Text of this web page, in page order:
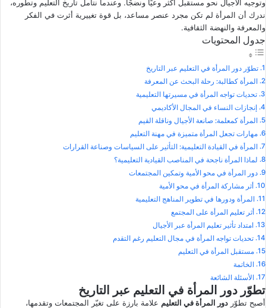
إ
ت
ر
و
ن
وتوجيه الأجيال نحو مستقبل أكثر وعيًا ونضجًا. وعندما نتأمل تاريخ التعليم وتطوره،
ندرك أن المرأة لم تكن مجرد عنصر مساعد، بل قوة تغييرية أثرت في الفكر
والمعرفة والنهضة الثقافية.
جدول المحتويات
تطوّر دور المرأة في التعليم عبر التاريخ
المرأة كطالبة: رحلة البحث عن المعرفة
تحديات تواجه المرأة في مسيرتها التعليمية
إنجازات النساء في المجال الأكاديمي
المرأة كمعلمة: صانعة الأجيال وناقلة القيم
مهارات تجعل المرأة متميزة في مهنة التعليم
المرأة في القيادة التعليمية: التأثير على السياسات وصناعة القرارات
لماذا المرأة ناجحة في المناصب القيادية التعليمية؟
دور المرأة في محو الأمية وتمكين المجتمعات
أثر مشاركة المرأة في محو الأمية
المرأة ودورها في تطوير المناهج التعليمية
أثر تعليم المرأة على المجتمع
امتداد تأثير تعليم المرأة عبر الأجيال
تحديات تواجه المرأة في مجال التعليم رغم التقدم
مستقبل المرأة في التعليم
الخاتمة
الأسئلة الشائعة
تطوّر دور المرأة في التعليم عبر التاريخ
أصبح تطوّر دور المرأة في التعليم علامة بارزة على تغيّر المجتمعات وتقدمها،